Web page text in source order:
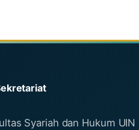
Syariah dan Hukum UIN